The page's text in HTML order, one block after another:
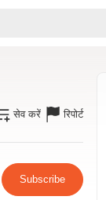
सेव करें रिपोर्ट
Subscribe